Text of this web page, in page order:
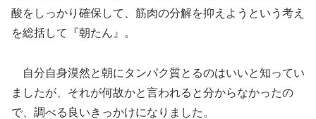
酸をしっかり確保して、筋肉の分解を抑えようという考え
を総括して『朝たん』。
自分自身漠然と朝にタンパク質とるのはいいと知ってい
ましたが、それが何故かと言われると分からなかったの
で、調べる良いきっかけになりました。